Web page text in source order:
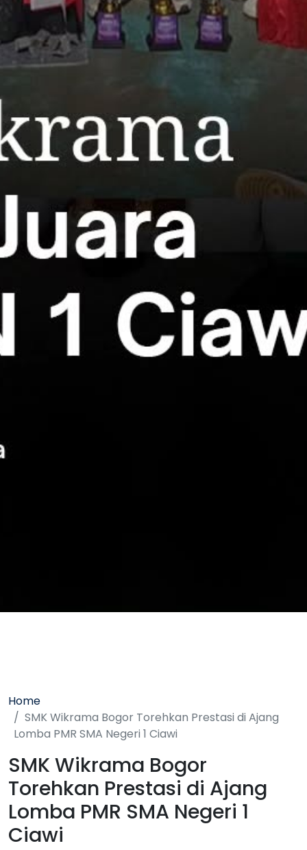
Home
SMK Wikrama Bogor Torehkan Prestasi di Ajang
Lomba PMR SMA Negeri 1 Ciawi
SMK Wikrama Bogor
Torehkan Prestasi di Ajang
Lomba PMR SMA Negeri 1
Ciawi